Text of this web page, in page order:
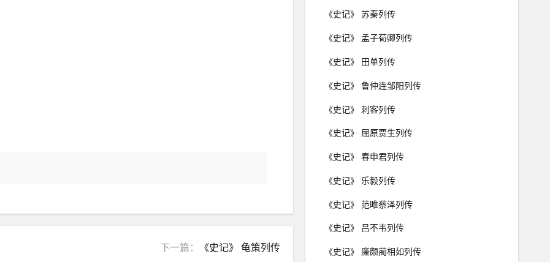
下一篇： 《史记》 龟策列传
《史记》 苏秦列传
《史记》 孟子荀卿列传
《史记》 田单列传
《史记》 鲁仲连邹阳列传
《史记》 刺客列传
《史记》 屈原贾生列传
《史记》 春申君列传
《史记》 乐毅列传
《史记》 范睢蔡泽列传
《史记》 吕不韦列传
《史记》 廉颇蔺相如列传